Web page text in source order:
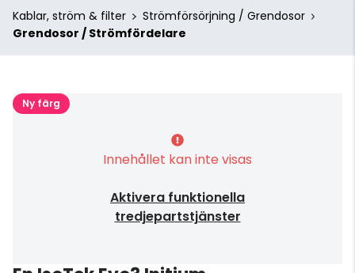
Kablar, ström & filter
Strömförsörjning / Grendosor
Grendosor / Strömfördelare
Ny färg
Innehållet kan inte visas
Aktivera funktionella
tredjepartstjänster